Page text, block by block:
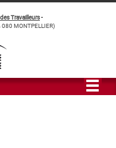
Travailleurs-
080 MONTPELLIER)